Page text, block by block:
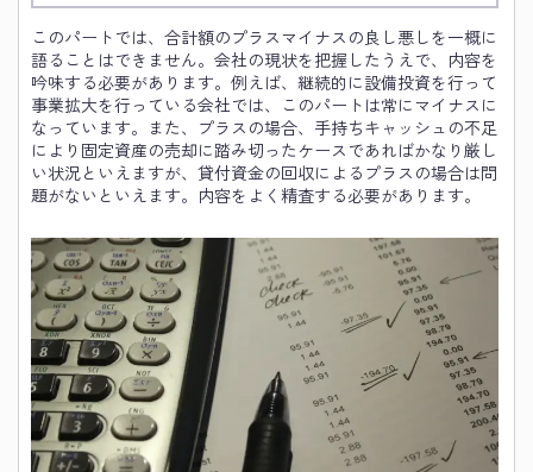
このパートでは、合計額のプラスマイナスの良し悪しを一概に
語ることはできません。会社の現状を把握したうえで、内容を
吟味する必要があります。例えば、継続的に設備投資を行って
事業拡大を行っている会社では、このパートは常にマイナスに
なっています。また、プラスの場合、手持ちキャッシュの不足
により固定資産の売却に踏み切ったケースであればかなり厳し
い状況といえますが、貸付資金の回収によるプラスの場合は問
題がないといえます。内容をよく精査する必要があります。